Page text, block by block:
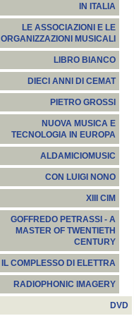
IN ITALIA
LE ASSOCIAZIONI E LE
ORGANIZZAZIONI MUSICALI
LIBRO BIANCO
DIECI ANNI DI CEMAT
PIETRO GROSSI
NUOVA MUSICA E
TECNOLOGIA IN EUROPA
ALDAMICIOMUSIC
CON LUIGI NONO
XIII CIM
GOFFREDO PETRASSI - A
MASTER OF TWENTIETH
CENTURY
IL COMPLESSO DI ELETTRA
RADIOPHONIC IMAGERY
DVD